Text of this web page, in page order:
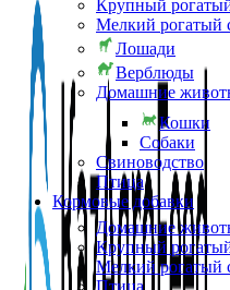
Крупный
Мелкий рогатый
Лошади
Верблюды
Домашние
Кошки
Собаки
Свиноводство
Птица
Кормовые добавки
Домашние
Крупный
Мелкий рогатый
Птица